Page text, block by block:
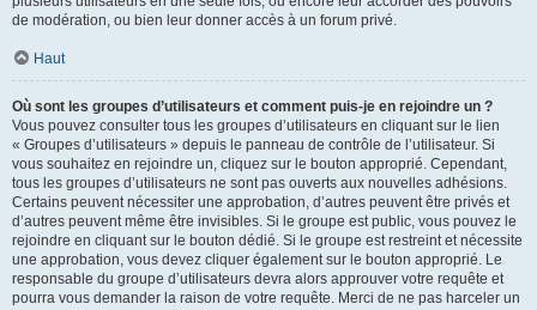
de modération, ou bien leur donner accès à un forum privé.
Haut
Où sont les groupes d’utilisateurs et comment puis-je en rejoindre un ?
Vous pouvez consulter tous les groupes d’utilisateurs en cliquant sur le lien
« Groupes d’utilisateurs » depuis le panneau de contrôle de l’utilisateur. Si
vous souhaitez en rejoindre un, cliquez sur le bouton approprié. Cependant,
tous les groupes d’utilisateurs ne sont pas ouverts aux nouvelles adhésions.
Certains peuvent nécessiter une approbation, d’autres peuvent être privés et
d’autres peuvent même être invisibles. Si le groupe est public, vous pouvez le
rejoindre en cliquant sur le bouton dédié. Si le groupe est restreint et nécessite
une approbation, vous devez cliquer également sur le bouton approprié. Le
responsable du groupe d’utilisateurs devra alors approuver votre requête et
pourra vous demander la raison de votre requête. Merci de ne pas harceler un